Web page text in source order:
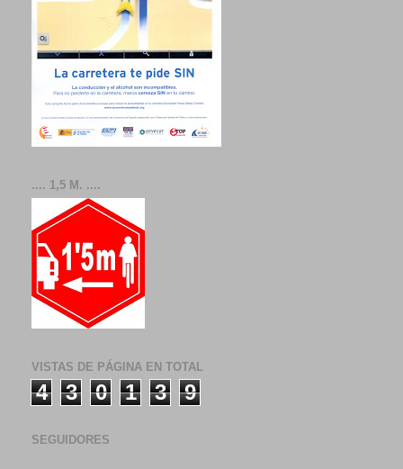
.... 1,5 M. ....
VISTAS DE PÁGINA EN TOTAL
4 3 0 1 3 9
SEGUIDORES